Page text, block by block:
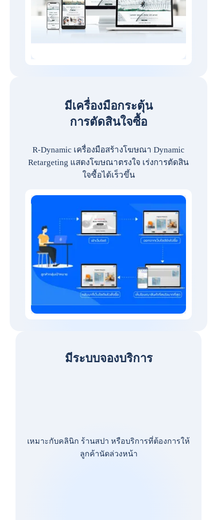
มีเครื่องมือกระตุ้น
การตัดสินใจซื้อ
R-Dynamic เครื่องมือสร้างโฆษณา Dynamic
Retargeting แสดงโฆษณาตรงใจ เร่งการตัดสิน
ใจซื้อได้เร็วขึ้น
มีระบบจองบริการ
เหมาะกับคลินิก ร้านสปา หรือบริการที่ต้องการให้
ลูกค้านัดล่วงหน้า